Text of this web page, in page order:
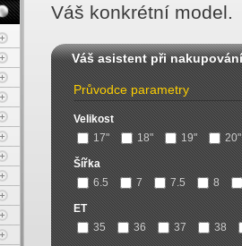
Váš konkrétní model.
Váš asistent při nakupování
Průvodce parametry
Velikost
17"
18" 19" 20"
Šířka
6.5
7 7.5 8
ET
35
36 37 38